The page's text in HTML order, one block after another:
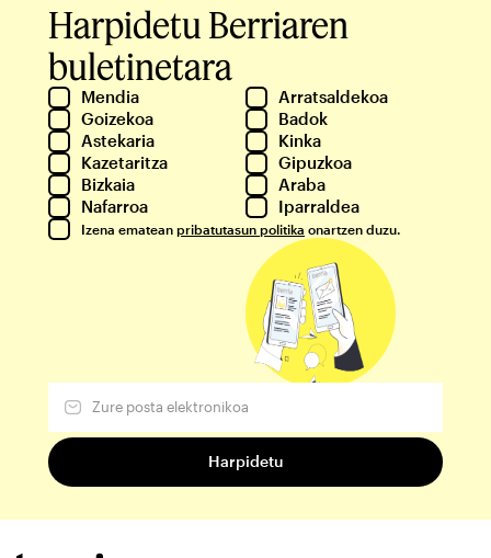
Harpidetu Berriaren
buletinetara
Mendia
Arratsaldekoa
Goizekoa
Badok
Astekaria
Kinka
Kazetaritza
Gipuzkoa
Bizkaia
Araba
Nafarroa
Iparraldea
Izena ematean pribatutasun politika onartzen duzu.